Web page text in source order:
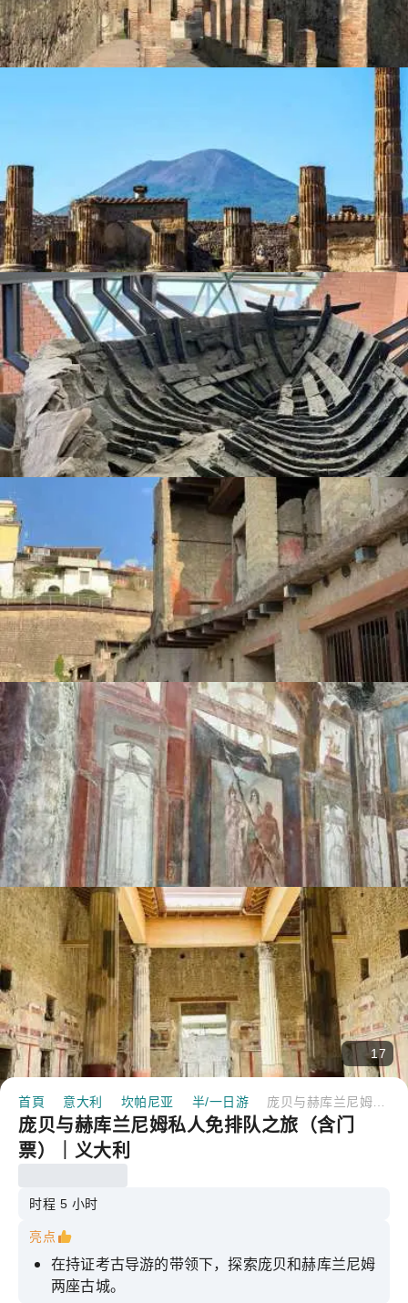
17
首頁 意大利 坎帕尼亚 半/一日游
庞贝与赫库兰尼姆私人免排队之旅（含门
票）｜义大利
时程 5 小时
亮点
在持证考古导游的带领下，探索庞贝和赫库兰尼姆
两座古城。